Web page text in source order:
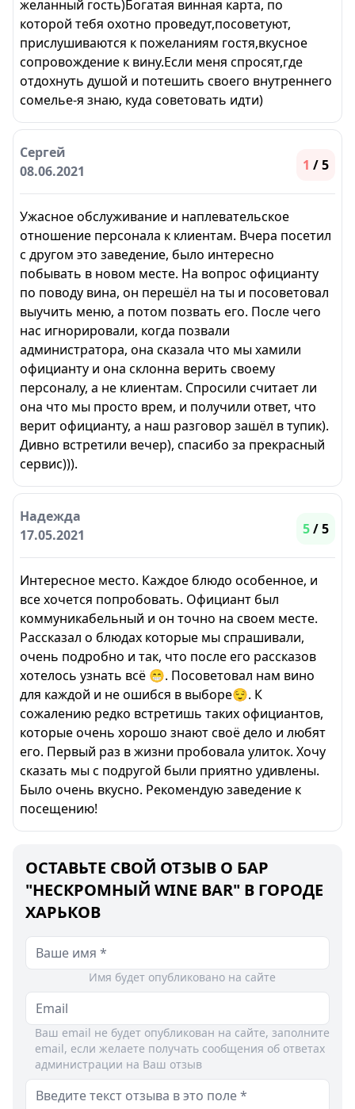
желанный гость)Богатая винная карта, по
которой тебя охотно проведут,посоветуют,
прислушиваются к пожеланиям гостя,вкусное
сопровождение к вину.Если меня спросят,где
отдохнуть душой и потешить своего внутреннего
сомелье-я знаю, куда советовать идти)
Сергей
08.06.2021
1 / 5
Ужасное обслуживание и наплевательское
отношение персонала к клиентам. Вчера посетил
с другом это заведение, было интересно
побывать в новом месте. На вопрос официанту
по поводу вина, он перешёл на ты и посоветовал
выучить меню, а потом позвать его. После чего
нас игнорировали, когда позвали
администратора, она сказала что мы хамили
официанту и она склонна верить своему
персоналу, а не клиентам. Спросили считает ли
она что мы просто врем, и получили ответ, что
верит официанту, а наш разговор зашёл в тупик).
Дивно встретили вечер), спасибо за прекрасный
сервис))).
Надежда
17.05.2021
5/ 5
Интересное место. Каждое блюдо особенное, и
все хочется попробовать. Официант был
коммуникабельный и он точно на своем месте.
Рассказал о блюдах которые мы спрашивали,
очень подробно и так, что после его рассказов
хотелось узнать всё 😁. Посоветовал нам вино
для каждой и не ошибся в выборе😌. К
сожалению редко встретишь таких официантов,
которые очень хорошо знают своё дело и любят
его. Первый раз в жизни пробовала улиток. Хочу
сказать мы с подругой были приятно удивлены.
Было очень вкусно. Рекомендую заведение к
посещению!
ОСТАВЬТЕ СВОЙ ОТЗЫВ О БАР
"НЕСКРОМНЫЙ WINE BAR" В ГОРОДЕ
ХАРЬКОВ
Имя будет опубликовано на сайте
Ваш email не будет опубликован на сайте, заполните
email, если желаете получать сообщения об ответах
администрации на Ваш отзыв